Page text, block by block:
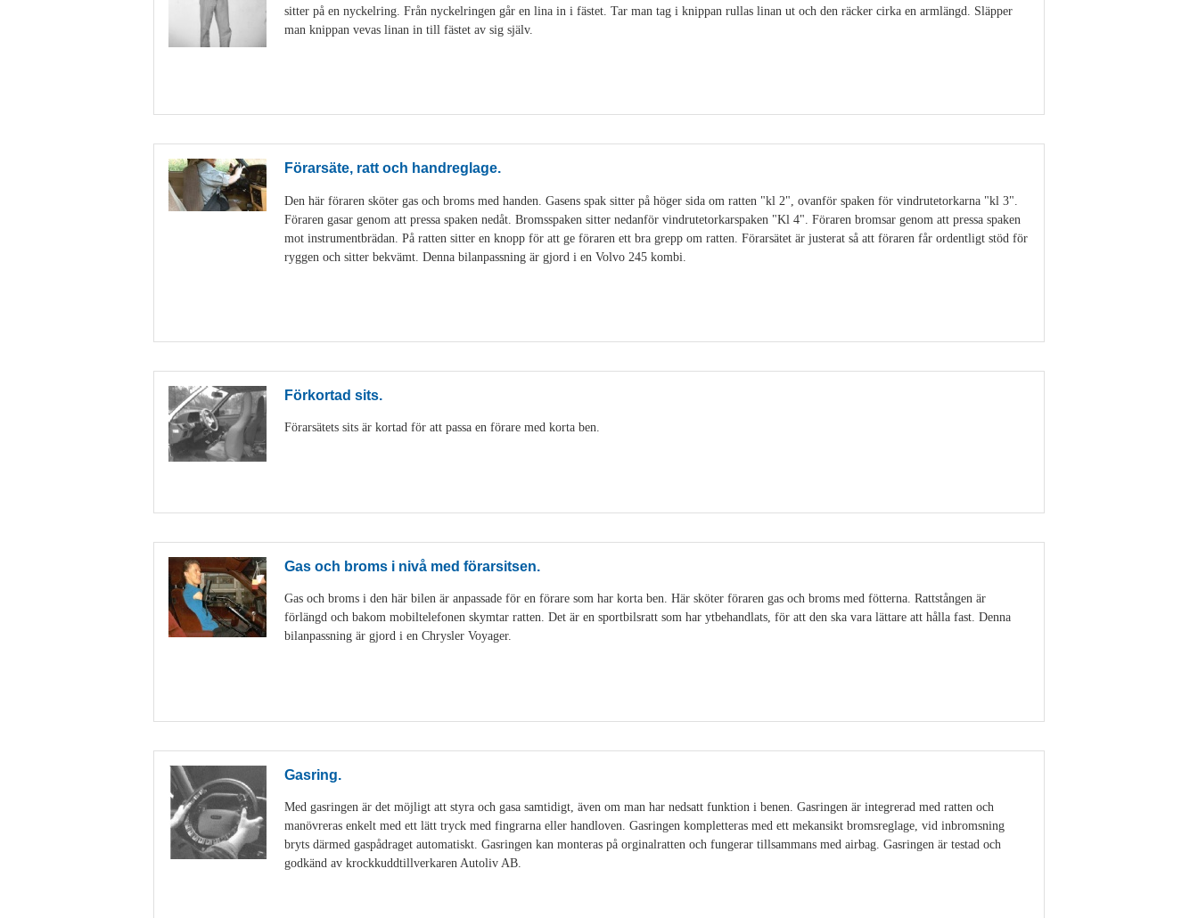
sitter på en nyckelring. Från nyckelringen går en lina in i fästet. Tar man tag i knippan rullas linan ut och den räcker cirka en armlängd. Släpper
man knippan vevas linan in till fästet av sig själv.
Förarsäte, ratt och handreglage.
Den här föraren sköter gas och broms med handen. Gasens spak sitter på höger sida om ratten "kl 2", ovanför spaken för vindrutetorkarna "kl 3".
Föraren gasar genom att pressa spaken nedåt. Bromsspaken sitter nedanför vindrutetorkarspaken "Kl 4". Föraren bromsar genom att pressa spaken
mot instrumentbrädan. På ratten sitter en knopp för att ge föraren ett bra grepp om ratten. Förarsätet är justerat så att föraren får ordentligt stöd för
ryggen och sitter bekvämt. Denna bilanpassning är gjord i en Volvo 245 kombi.
Förkortad sits.
Förarsätets sits är kortad för att passa en förare med korta ben.
Gas och broms i nivå med förarsitsen.
Gas och broms i den här bilen är anpassade för en förare som har korta ben. Här sköter föraren gas och broms med fötterna. Rattstången är
förlängd och bakom mobiltelefonen skymtar ratten. Det är en sportbilsratt som har ytbehandlats, för att den ska vara lättare att hålla fast. Denna
bilanpassning är gjord i en Chrysler Voyager.
Gasring.
Med gasringen är det möjligt att styra och gasa samtidigt, även om man har nedsatt funktion i benen. Gasringen är integrerad med ratten och
manövreras enkelt med ett lätt tryck med fingrarna eller handloven. Gasringen kompletteras med ett mekansikt bromsreglage, vid inbromsning
bryts därmed gaspådraget automatiskt. Gasringen kan monteras på orginalratten och fungerar tillsammans med airbag. Gasringen är testad och
godkänd av krockkuddtillverkaren Autoliv AB.